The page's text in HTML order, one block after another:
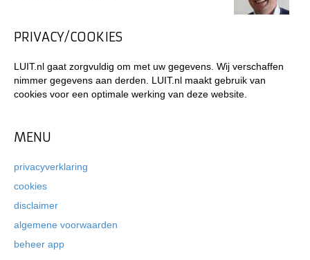
PRIVACY/COOKIES
LUIT.nl gaat zorgvuldig om met uw gegevens. Wij verschaffen
nimmer gegevens aan derden. LUIT.nl maakt gebruik van
cookies voor een optimale werking van deze website.
MENU
privacyverklaring
cookies
disclaimer
algemene voorwaarden
beheer app